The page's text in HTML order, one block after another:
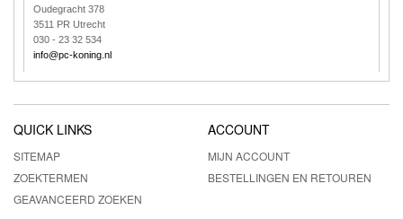
Oudegracht 378
3511 PR Utrecht
030 - 23 32 534
info@pc-koning.nl
QUICK LINKS
SITEMAP
ZOEKTERMEN
GEAVANCEERD ZOEKEN
ACCOUNT
MIJN ACCOUNT
BESTELLINGEN EN RETOUREN